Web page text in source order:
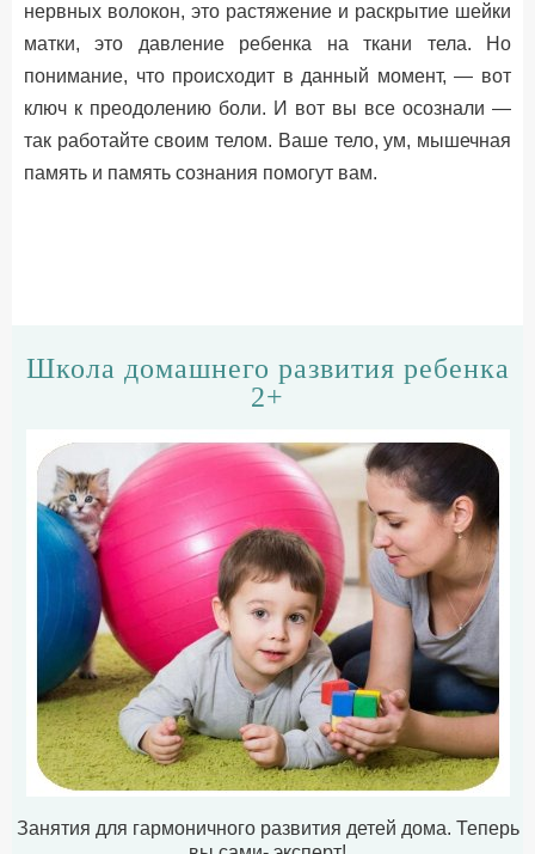
нервных волокон, это растяжение и раскрытие шейки
матки, это давление ребенка на ткани тела. Но
понимание, что происходит в данный момент, — вот
ключ к преодолению боли. И вот вы все осознали —
так работайте своим телом. Ваше тело, ум, мышечная
память и память сознания помогут вам.
Школа домашнего развития ребенка
2+
Занятия для гармоничного развития детей дома. Теперь